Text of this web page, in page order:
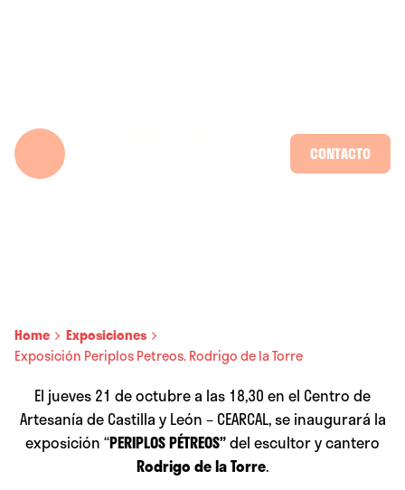
CONTACTO
Home
Exposiciones
Exposición Periplos Petreos. Rodrigo de la Torre
El jueves 21 de octubre a las 18,30 en el Centro de
Artesanía de Castilla y León – CEARCAL, se inaugurará la
exposición “PERIPLOS PÉTREOS”del escultor y cantero
Rodrigo de la Torre.